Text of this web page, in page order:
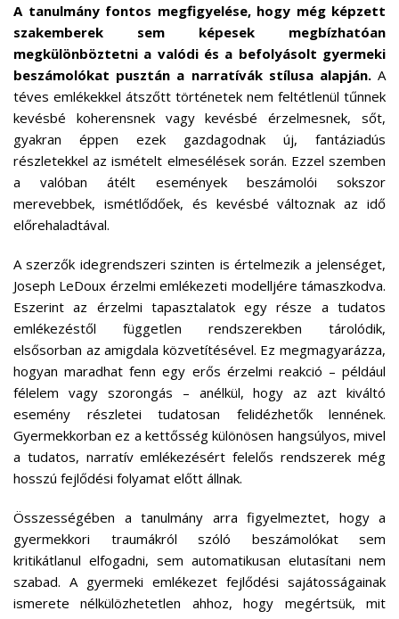
A tanulmány fontos megfigyelése, hogy még képzett
szakemberek sem képesek megbízhatóan
megkülönböztetni a valódi és a befolyásolt gyermeki
beszámolókat pusztán a narratívák stílusa alapján.A
téves emlékekkel átszőtt történetek nem feltétlenül tűnnek
kevésbé koherensnek vagy kevésbé érzelmesnek, sőt,
gyakran éppen ezek gazdagodnak új, fantáziadús
részletekkel az ismételt elmesélések során. Ezzel szemben
a valóban átélt események beszámolói sokszor
merevebbek, ismétlődőek, és kevésbé változnak az idő
előrehaladtával.
A szerzők idegrendszeri szinten is értelmezik a jelenséget,
Joseph LeDoux érzelmi emlékezeti modelljére támaszkodva.
Eszerint az érzelmi tapasztalatok egy része a tudatos
emlékezéstől független rendszerekben tárolódik,
elsősorban az amigdala közvetítésével. Ez megmagyarázza,
hogyan maradhat fenn egy erős érzelmi reakció – például
félelem vagy szorongás – anélkül, hogy az azt kiváltó
esemény részletei tudatosan felidézhetők lennének.
Gyermekkorban ez a kettősség különösen hangsúlyos, mivel
a tudatos, narratív emlékezésért felelős rendszerek még
hosszú fejlődési folyamat előtt állnak.
Összességében a tanulmány arra figyelmeztet, hogy a
gyermekkori traumákról szóló beszámolókat sem
kritikátlanul elfogadni, sem automatikusan elutasítani nem
szabad. A gyermeki emlékezet fejlődési sajátosságainak
ismerete nélkülözhetetlen ahhoz, hogy megértsük, mit